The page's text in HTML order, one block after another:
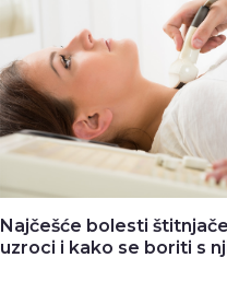
Najčešće bolesti
uzroci i kako se boriti s